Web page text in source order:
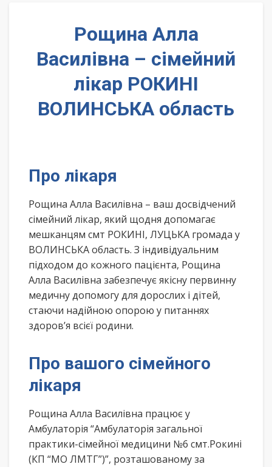
Рощина Алла
Василівна – сімейний
лікар РОКИНІ
ВОЛИНСЬКА область
Про лікаря
Рощина Алла Василівна – ваш досвідчений
сімейний лікар, який щодня допомагає
мешканцям смт РОКИНІ, ЛУЦЬКА громада у
ВОЛИНСЬКА область. З індивідуальним
підходом до кожного пацієнта, Рощина
Алла Василівна забезпечує якісну первинну
медичну допомогу для дорослих і дітей,
стаючи надійною опорою у питаннях
здоров’я всієї родини.
Про вашого сімейного
лікаря
Рощина Алла Василівна працює у
Амбулаторія “Амбулаторія загальної
практики-сімейної медицини №6 смт.Рокині
(КП “МО ЛМТГ”)”, розташованому за